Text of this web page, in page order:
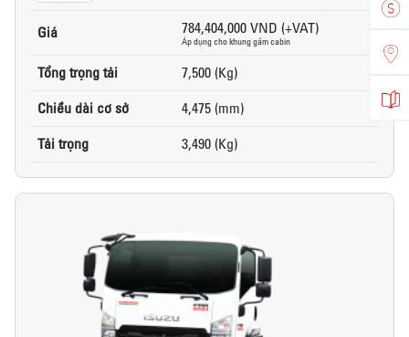
Giá 784,404,000 VND (+VAT)
Áp dụng cho khung gầm cabin
Tổng trọng tải
7,500 (Kg)
Chiều dài cơ sở
4,475 (mm)
Tải trọng
3,490 (Kg)